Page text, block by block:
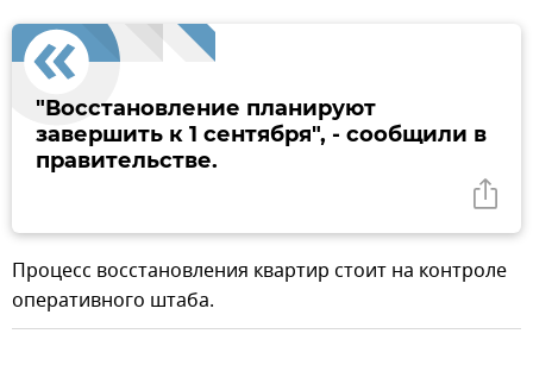
"Восстановление планируют
завершить к 1 сентября", - сообщили в
правительстве.
Процесс восстановления квартир стоит на контроле
оперативного штаба.